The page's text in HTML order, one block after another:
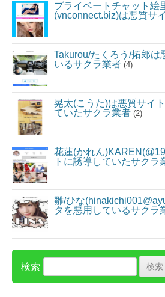
プライベートチャット絵
(vnconnect.biz)は悪質サ
Takurou/たくろう/拓郎は
いるサクラ業者 (4)
晃太(こうた)は悪質サイ
ていたサクラ業者 (2)
花蓮(かれん
トに誘導していたサクラ
雛/ひな
タを悪用しているサクラ
検索